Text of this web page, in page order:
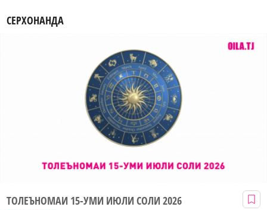
СЕРХОНАНДА
ТОЛЕЪНОМАИ 15-УМИ ИЮЛИ СОЛИ 2026